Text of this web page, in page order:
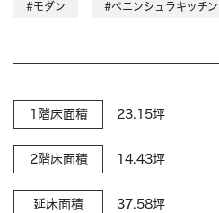
#モダン #ペニンシュラキッチン
1階床面積 23.15坪
2階床面積 14.43坪
延床面積 37.58坪